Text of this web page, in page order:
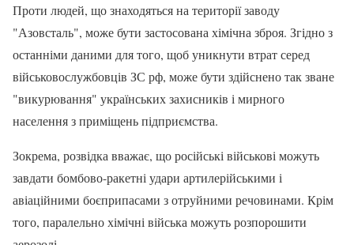
Проти людей, що знаходяться на території заводу
"Азовсталь", може бути застосована хімічна зброя. Згідно з
останніми даними для того, щоб уникнути втрат серед
військовослужбовців ЗС рф, може бути здійснено так зване
"викурювання" українських захисників і мирного
населення з приміщень підприємства.
Зокрема, розвідка вважає, що російські військові можуть
завдати бомбово-ракетні удари артилерійськими і
авіаційними боєприпасами з отруйними речовинами. Крім
того, паралельно хімічні війська можуть розпорошити